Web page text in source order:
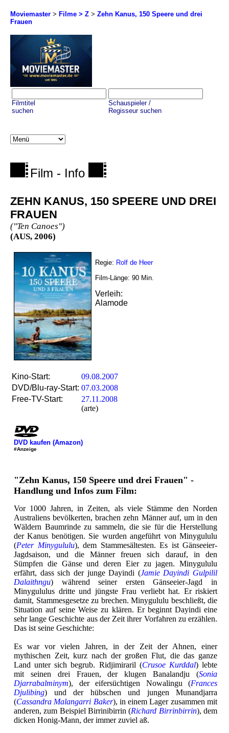
Moviemaster > Filme > Z > Zehn Kanus, 150 Speere und drei
Frauen
Filmtitel
suchen
Schauspieler /
Regisseur suchen
Film - Info
ZEHN KANUS, 150 SPEERE UND DREI
FRAUEN
("Ten Canoes")
(AUS, 2006)
Regie: Rolf de Heer
Film-Länge: 90 Min.
Verleih:
Alamode
Kino-Start:
09.08.2007
DVD/Blu-ray-Start: 07.03.2008
Free-TV-Start:
27.11.2008
(arte)
DVD kaufen (Amazon)
#Anzeige
"Zehn Kanus, 150 Speere und drei Frauen" -
Handlung und Infos zum Film:
Vor 1000 Jahren, in Zeiten, als viele Stämme den Norden
Australiens bevölkerten, brachen zehn Männer auf, um in den
Wäldern Baumrinde zu sammeln, die sie für die Herstellung
der Kanus benötigen. Sie wurden angeführt von Minygululu
(Peter Minygululu), dem Stammesältesten. Es ist Gänseeier-
Jagdsaison, und die Männer freuen sich darauf, in den
Sümpfen die Gänse und deren Eier zu jagen. Minygululu
erfährt, dass sich der junge Dayindi (Jamie Dayindi Gulpilil
Dalaithngu) während seiner ersten Gänseeier-Jagd in
Minygululus dritte und jüngste Frau verliebt hat. Er riskiert
damit, Stammesgesetze zu brechen. Minygululu beschließt, die
Situation auf seine Weise zu klären. Er beginnt Dayindi eine
sehr lange Geschichte aus der Zeit ihrer Vorfahren zu erzählen.
Das ist seine Geschichte:
Es war vor vielen Jahren, in der Zeit der Ahnen, einer
mythischen Zeit, kurz nach der großen Flut, die das ganze
Land unter sich begrub. Ridjimiraril (Crusoe Kurddal) lebte
mit seinen drei Frauen, der klugen Banalandju (Sonia
Djarrabalminym), der eifersüchtigen Nowalingu (Frances
Djulibing) und der hübschen und jungen Munandjarra
(Cassandra Malangarri Baker), in einem Lager zusammen mit
anderen, zum Beispiel Birrinibirrin (Richard Birrinbirrin), dem
dicken Honig-Mann, der immer zuviel aß.